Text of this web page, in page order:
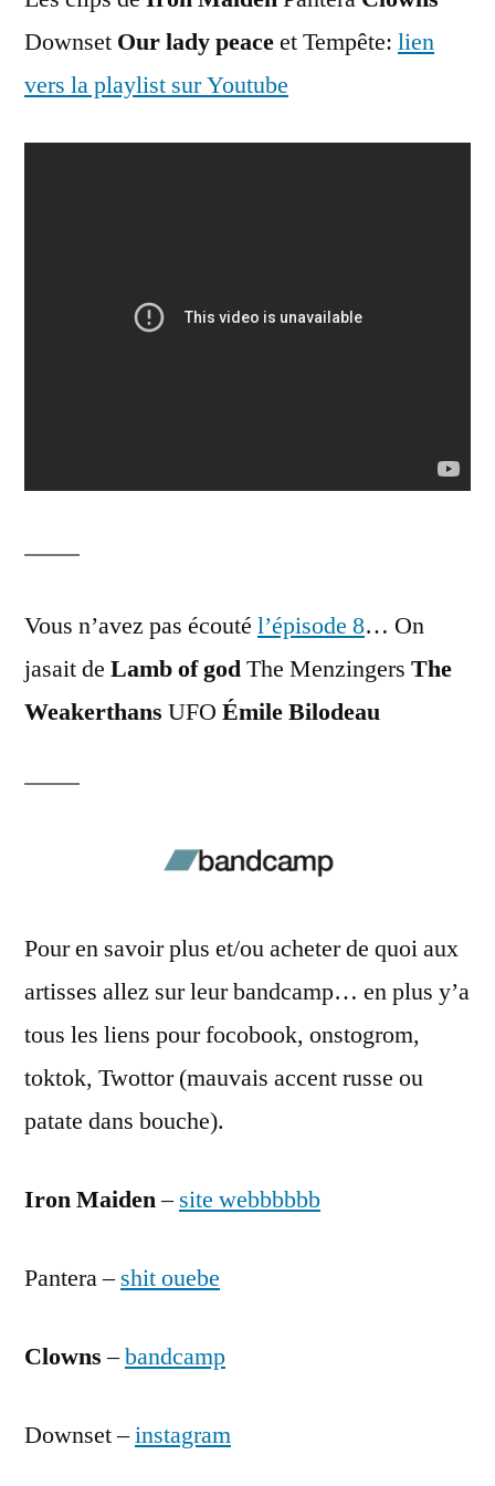
Downset Our lady peaceet Tempête: lien
vers la playlist sur Youtube
Vous n’avez pas écouté l’épisode 8… On
jasait de Lamb of godThe Menzingers The
Weakerthans UFO Émile Bilodeau
Pour en savoir plus et/ou acheter de quoi aux
artisses allez sur leur bandcamp… en plus y’a
tous les liens pour focobook, onstogrom,
toktok, Twottor (mauvais accent russe ou
patate dans bouche).
Iron Maiden–site webbbbbb
Pantera –shit ouebe
Clowns–bandcamp
Downset –instagram